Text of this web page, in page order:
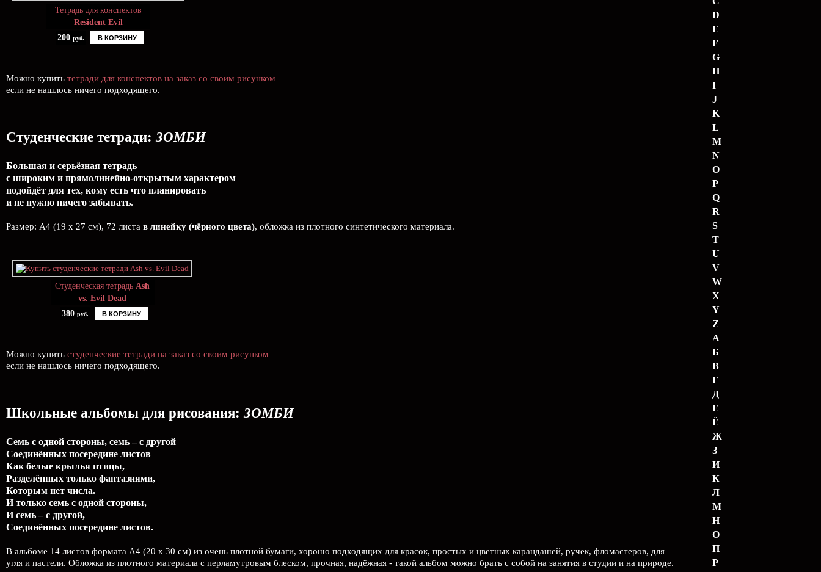
Тетрадь для конспектов
Resident Evil
200 руб. В КОРЗИНУ
Можно купить тетради для конспектов на заказ со своим рисунком
если не нашлось ничего подходящего.
Студенческие тетради: ЗОМБИ
Большая и серьёзная тетрадь
с широким и прямолинейно-открытым характером
подойдёт для тех, кому есть что планировать
и не нужно ничего забывать.
Размер: А4 (19 x 27 см), 72 листа в линейку (чёрного цвета), обложка из плотного синтетического материала.
Студенческая тетрадь Ash
vs. Evil Dead
380 руб. В КОРЗИНУ
Можно купить студенческие тетради на заказ со своим рисунком
если не нашлось ничего подходящего.
Школьные альбомы для рисования: ЗОМБИ
Семь с одной стороны, семь – с другой
Соединённых посередине листов
Как белые крылья птицы,
Разделённых только фантазиями,
Которым нет числа.
И только семь с одной стороны,
И семь – с другой,
Соединённых посередине листов.
В альбоме 14 листов формата А4 (20 х 30 см) из очень плотной бумаги, хорошо подходящих для красок, простых и цветных карандашей, ручек, фломастеров, для
угля и пастели. Обложка из плотного материала с перламутровым блеском, прочная, надёжная - такой альбом можно брать с собой на занятия в студии и на природе.
D
E
F
G
H
I
J
K
L
M
N
O
P
Q
R
S
T
U
V
W
X
Y
Z
А
Б
В
Г
Д
Е
Ё
Ж
З
И
К
Л
М
Н
О
П
Р